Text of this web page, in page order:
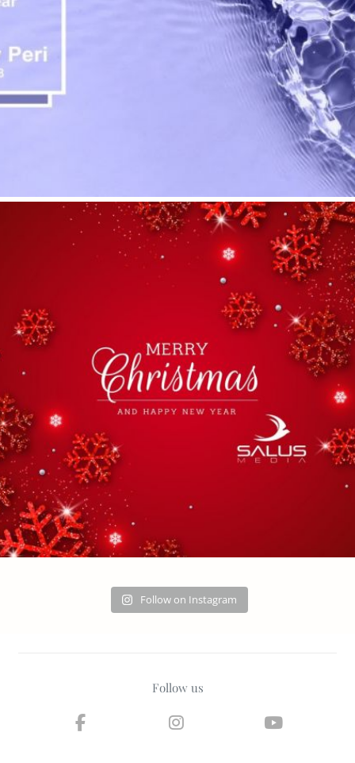
Follow on Instagram
Follow us